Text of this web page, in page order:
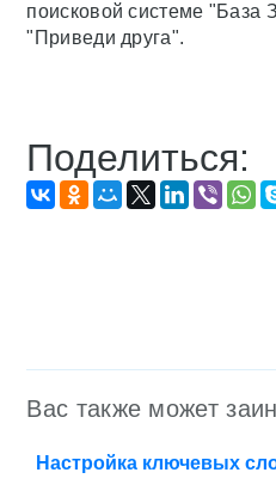
поисковой системе "База
"Приведи друга".
Поделиться:
Вас также может
Настройка ключевых